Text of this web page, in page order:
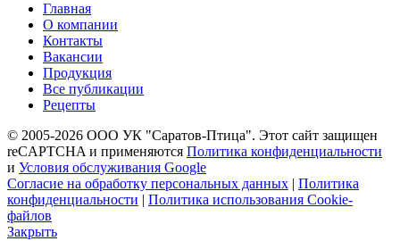
Главная
О компании
Контакты
Вакансии
Продукция
Все публикации
Рецепты
© 2005-2026 ООО УК "Саратов-Птица". Этот сайт защищен
reCAPTCHA и применяются Политика конфиденциальности
и Условия обслуживания Google
Согласие на обработку персональных данных | Политика
конфиденциальности | Политика использования Cookie-
файлов
Закрыть